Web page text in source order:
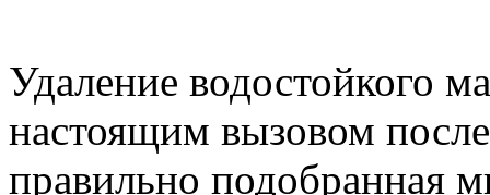
Удаление водостойкого
настоящим вызовом
правильно подобранная